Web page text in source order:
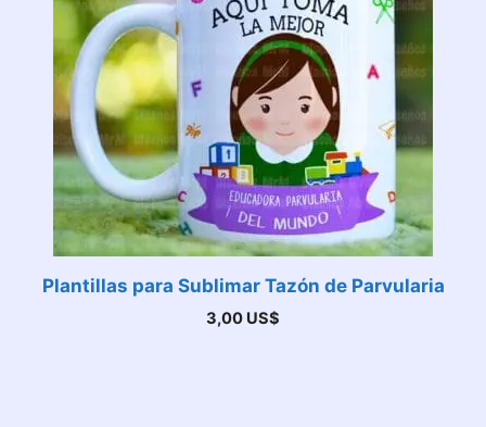
Plantillas para Sublimar Tazón de Parvularia
3,00 US$